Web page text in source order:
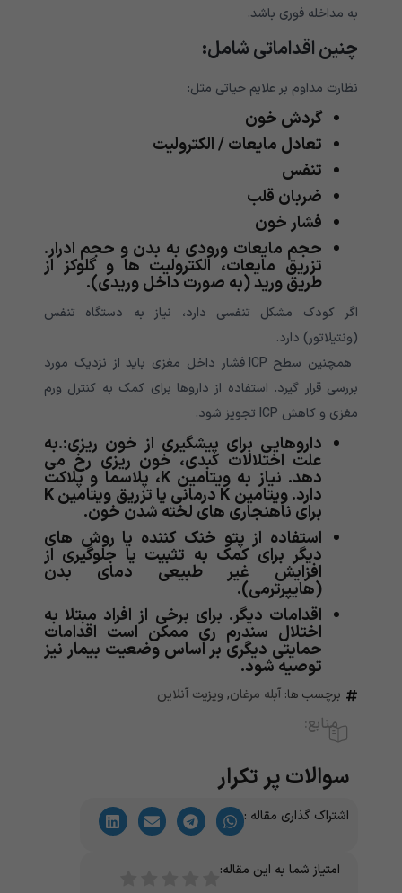
به مداخله فوری باشد.
چنین اقداماتی شامل:
نظارت مداوم بر علایم حیاتی مثل:
گردش خون
تعادل مایعات / الکترولیت
تنفس
ضربان قلب
فشار خون
حجم مایعات ورودی به بدن و حجم ادرار.
تزریق مایعات، الکترولیت ها و گلوکز از
طریق ورید (به صورت داخل وریدی).
اگر کودک مشکل تنفسی دارد، نیاز به دستگاه تنفس
(ونتیلاتور) دارد.
همچنین سطح ICP فشار داخل مغزی باید از نزدیک مورد
بررسی قرار گیرد. استفاده از داروها برای کمک به کنترل ورم
مغزی و کاهش ICP تجویز شود.
داروهایی برای پیشگیری از خون ریزی:.به
علت اختلالات کبدی، خون ریزی رخ می
دهد. نیاز به ویتامین K، پلاسما و پلاکت
دارد. ویتامین K درمانی یا تزریق ویتامین K
برای ناهنجاری های لخته شدن خون.
استفاده از پتو خنک کننده یا روش های
دیگر برای کمک به تثبیت یا جلوگیری از
افزایش غیر طبیعی دمای بدن
(هایپرترمی).
اقدامات دیگر. برای برخی از افراد مبتلا به
اختلال سندرم ری ممکن است اقدامات
حمایتی دیگری بر اساس وضعیت بیمار نیز
توصیه شود.
برچسب ها: آبله مرغان, ویزیت آنلاین
منابع:
سوالات پر تکرار
اشتراک گذاری مقاله :
امتیاز شما به این مقاله: